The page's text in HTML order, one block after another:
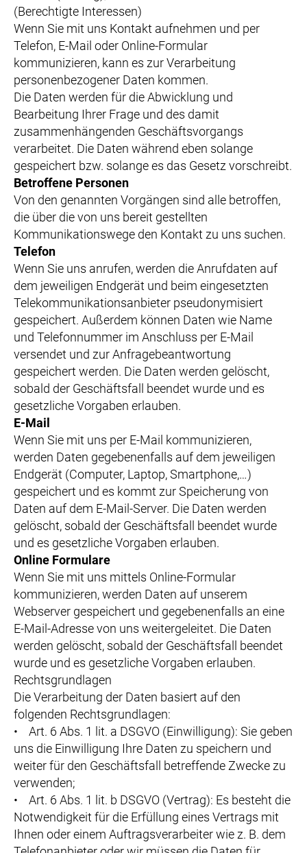
(Berechtigte Interessen)
Wenn Sie mit uns Kontakt aufnehmen und per
Telefon, E-Mail oder Online-Formular
kommunizieren, kann es zur Verarbeitung
personenbezogener Daten kommen.
Die Daten werden für die Abwicklung und
Bearbeitung Ihrer Frage und des damit
zusammenhängenden Geschäftsvorgangs
verarbeitet. Die Daten während eben solange
gespeichert bzw. solange es das Gesetz vorschreibt.
Betroffene Personen
Von den genannten Vorgängen sind alle betroffen,
die über die von uns bereit gestellten
Kommunikationswege den Kontakt zu uns suchen.
Telefon
Wenn Sie uns anrufen, werden die Anrufdaten auf
dem jeweiligen Endgerät und beim eingesetzten
Telekommunikationsanbieter pseudonymisiert
gespeichert. Außerdem können Daten wie Name
und Telefonnummer im Anschluss per E-Mail
versendet und zur Anfragebeantwortung
gespeichert werden. Die Daten werden gelöscht,
sobald der Geschäftsfall beendet wurde und es
gesetzliche Vorgaben erlauben.
E-Mail
Wenn Sie mit uns per E-Mail kommunizieren,
werden Daten gegebenenfalls auf dem jeweiligen
Endgerät (Computer, Laptop, Smartphone,…)
gespeichert und es kommt zur Speicherung von
Daten auf dem E-Mail-Server. Die Daten werden
gelöscht, sobald der Geschäftsfall beendet wurde
und es gesetzliche Vorgaben erlauben.
Online Formulare
Wenn Sie mit uns mittels Online-Formular
kommunizieren, werden Daten auf unserem
Webserver gespeichert und gegebenenfalls an eine
E-Mail-Adresse von uns weitergeleitet. Die Daten
werden gelöscht, sobald der Geschäftsfall beendet
wurde und es gesetzliche Vorgaben erlauben.
Rechtsgrundlagen
Die Verarbeitung der Daten basiert auf den
folgenden Rechtsgrundlagen:
• Art. 6 Abs. 1 lit. a DSGVO (Einwilligung): Sie geben
uns die Einwilligung Ihre Daten zu speichern und
weiter für den Geschäftsfall betreffende Zwecke zu
verwenden;
• Art. 6 Abs. 1 lit. b DSGVO (Vertrag): Es besteht die
Notwendigkeit für die Erfüllung eines Vertrags mit
Ihnen oder einem Auftragsverarbeiter wie z. B. dem